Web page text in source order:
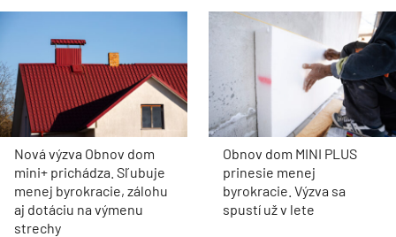
Nová výzva Obnov dom
mini+ prichádza. Sľubuje
menej byrokracie, zálohu
aj dotáciu na výmenu
strechy
Obnov dom MINI PLUS
prinesie menej
byrokracie. Výzva sa
spustí už v lete